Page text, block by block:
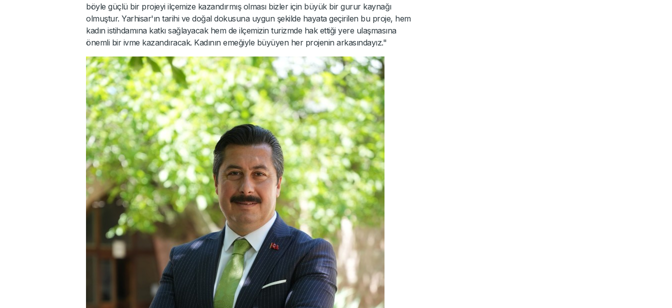
böyle güçlü bir projeyi ilçemize kazandırmış olması bizler için büyük bir gurur kaynağı
olmuştur. Yarhisar'ın tarihi ve doğal dokusuna uygun şekilde hayata geçirilen bu proje, hem
kadın istihdamına katkı sağlayacak hem de ilçemizin turizmde hak ettiği yere ulaşmasına
önemli bir ivme kazandıracak. Kadının emeğiyle büyüyen her projenin arkasındayız."